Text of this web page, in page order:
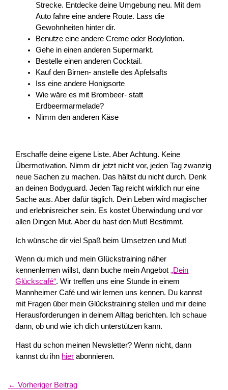
Strecke. Entdecke deine Umgebung neu. Mit dem
Auto fahre eine andere Route. Lass die
Gewohnheiten hinter dir.
Benutze eine andere Creme oder Bodylotion.
Gehe in einen anderen Supermarkt.
Bestelle einen anderen Cocktail.
Kauf den Birnen- anstelle des Apfelsafts
Iss eine andere Honigsorte
Wie wäre es mit Brombeer- statt
Erdbeermarmelade?
Nimm den anderen Käse
Erschaffe deine eigene Liste. Aber Achtung. Keine
Übermotivation. Nimm dir jetzt nicht vor, jeden Tag zwanzig
neue Sachen zu machen. Das hältst du nicht durch. Denk
an deinen Bodyguard. Jeden Tag reicht wirklich nur eine
Sache aus. Aber dafür täglich. Dein Leben wird magischer
und erlebnisreicher sein. Es kostet Überwindung und vor
allen Dingen Mut. Aber du hast den Mut! Bestimmt.
Ich wünsche dir viel Spaß beim Umsetzen und Mut!
Wenn du mich und mein Glückstraining näher
kennenlernen willst, dann buche mein Angebot„Dein
Glückscafé“. Wir treffen uns eine Stunde in einem
Mannheimer Café und wir lernen uns kennen. Du kannst
mit Fragen über mein Glückstraining stellen und mir deine
Herausforderungen in deinem Alltag berichten. Ich schaue
dann, ob und wie ich dich unterstützen kann.
Hast du schon meinen Newsletter? Wenn nicht, dann
kannst du ihn hier abonnieren.
← Vorheriger Beitrag